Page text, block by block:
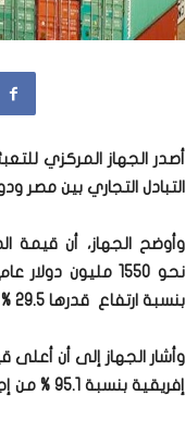
أصدر الجهاز المركزي
التبادل التجاري بين مصر
وأوضح الجهاز، أن قيمة
بنسبة ارتفاع قدرها 29.5 % ..
وأشار الجهاز إلى أن
إفريقية بنسبة 95.1 % من إجمالى هذا التكتل، وجاء ترتيب الدول كالتالى: